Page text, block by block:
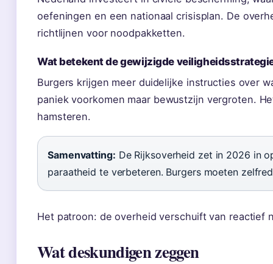
oefeningen en een nationaal crisisplan. De
richtlijnen voor noodpakketten.
Wat betekent de gewijzigde
Burgers krijgen meer duidelijke instructies over
paniek voorkomen maar bewustzijn vergroten.
hamsteren.
Samenvatting: De Rijksoverheid zet in 2026 in
paraatheid te verbeteren. Burgers moeten
Het patroon: de overheid verschuift van reactief
Wat deskundigen zeggen